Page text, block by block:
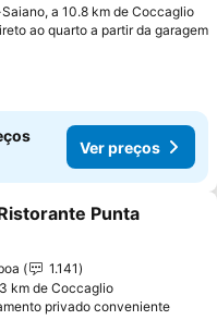
a 10.8 km de Coccaglio
ao quarto a partir da garagem
Ver preços
aos favoritos
Punta
1.141
km de Coccaglio
privado conveniente